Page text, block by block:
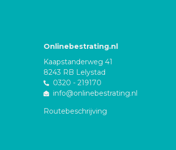
Onlinebestrating.nl
Kaapstanderweg 41
8243 RB Lelystad
0320 - 219170
info@onlinebestrating.nl
Routebeschrijving